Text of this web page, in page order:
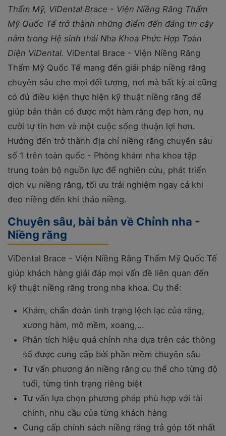
Thẩm Mỹ, ViDental Brace - Viện Niềng Răng Thẩm
Mỹ Quốc Tế trở thành những điểm đến đáng tin cậy
nằm trong Hệ sinh thái Nha Khoa Phức Hợp Toàn
Diện ViDental. ViDental Brace - Viện Niềng Răng
Thẩm Mỹ Quốc Tế mang đến giải pháp niềng răng
chuyên sâu cho mọi đối tượng, nơi mà bất kỳ ai cũng
có đủ điều kiện thực hiện kỹ thuật niềng răng để
giúp bản thân có được một hàm răng đẹp hơn, nụ
cười tự tin hơn và một cuộc sống thuận lợi hơn.
Hướng đến trở thành địa chỉ niềng răng chuyên sâu
số 1 trên toàn quốc - Phòng khám nha khoa tập
trung toàn bộ nguồn lực để nghiên cứu, phát triển
dịch vụ niềng răng, tối ưu trải nghiệm ngay cả khi
đeo niềng đến khi tháo niềng.
Chuyên sâu, bài bản về Chỉnh nha -
Niềng răng
ViDental Brace - Viện Niềng Răng Thẩm Mỹ Quốc Tế
giúp khách hàng giải đáp mọi vấn đề liên quan đến
kỹ thuật niềng răng trong nha khoa. Cụ thể:
Khám, chẩn đoán tình trạng lệch lạc của răng,
xương hàm, mô mềm, xoang,…
Phân tích hiệu quả chỉnh nha dựa trên các thông
số được cung cấp bởi phần mềm chuyên sâu
Tư vấn phương án niềng răng cụ thể cho từng độ
tuổi, từng tình trạng riêng biệt
Tư vấn lựa chọn phương pháp phù hợp với tài
chính, nhu cầu của từng khách hàng
Cung cấp chính sách niềng răng trả góp tốt nhất